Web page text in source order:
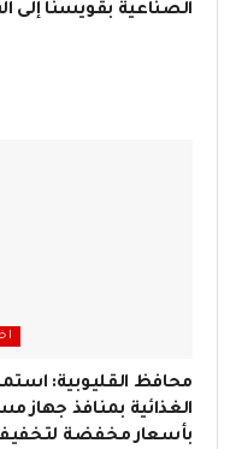
الصناعية بقويسنا إلى
محافظ القليوبية:
الغذائية بمنافذ جهاز
بأسعار مخفضة لتخفيف